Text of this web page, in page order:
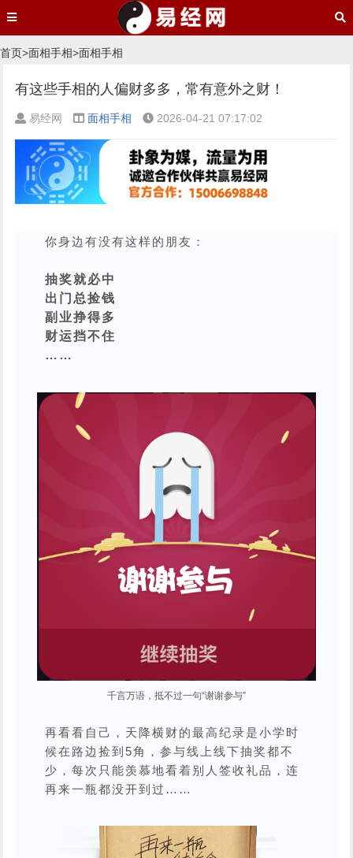
首页>面相手相>面相手相
有这些手相的人偏财多多，常有意外之财！
易经网 面相手相 2026-04-21 07:17:02
你身边有没有这样的朋友：
抽奖就必中
出门总捡钱
副业挣得多
财运挡不住
……
千言万语，抵不过一句“谢谢参与”
再看看自己，天降横财的最高纪录是小学时
候在路边捡到5角，参与线上线下抽奖都不
少，每次只能羡慕地看着别人签收礼品，连
再来一瓶都没开到过……